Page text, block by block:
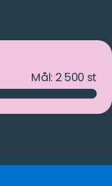
Mål: 2 500 st